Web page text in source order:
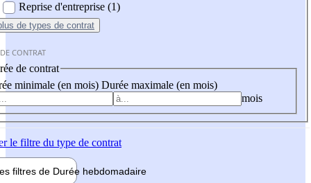
Reprise d'entreprise (1)
de types de contrat
CONTRAT
de contrat
minimale (en mois) Durée maximale (en mois)
mois
le filtre du type de contrat
filtres de Durée hebdomadaire